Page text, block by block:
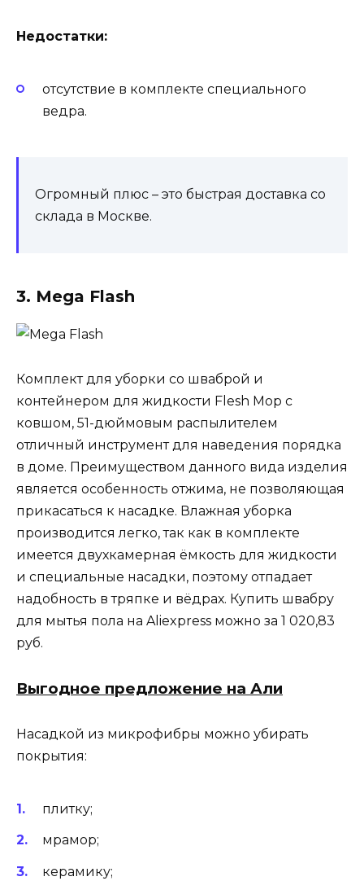
Недостатки:
отсутствие в комплекте специального
ведра.
Огромный плюс – это быстрая доставка со
склада в Москве.
3. Mega Flash
Комплект для уборки со шваброй и
контейнером для жидкости Flesh Mop с
ковшом, 51-дюймовым распылителем
отличный инструмент для наведения порядка
в доме. Преимуществом данного вида изделия
является особенность отжима, не позволяющая
прикасаться к насадке. Влажная уборка
производится легко, так как в комплекте
имеется двухкамерная ёмкость для жидкости
и специальные насадки, поэтому отпадает
надобность в тряпке и вёдрах. Купить швабру
для мытья пола на Aliexpress можно за 1 020,83
руб.
Выгодное предложение на Али
Насадкой из микрофибры можно убирать
покрытия:
плитку;
мрамор;
керамику;